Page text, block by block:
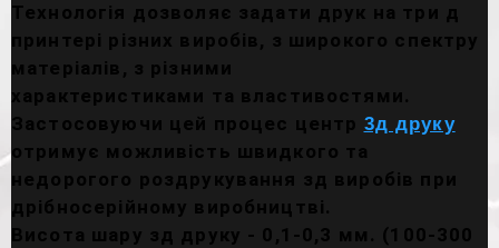
Технологія дозволяє задати друк на три д
принтері різних виробів, з широкого спектру
матеріалів, з різними
характеристиками та властивостями.
Застосовуючи цей процес центр 3д друку
отримує можливість швидкого та
недорогого роздрукування зд виробів при
дрібносерійному виробництві.
Висота шару зд друку - 0,1-0,3 мм. (100-300